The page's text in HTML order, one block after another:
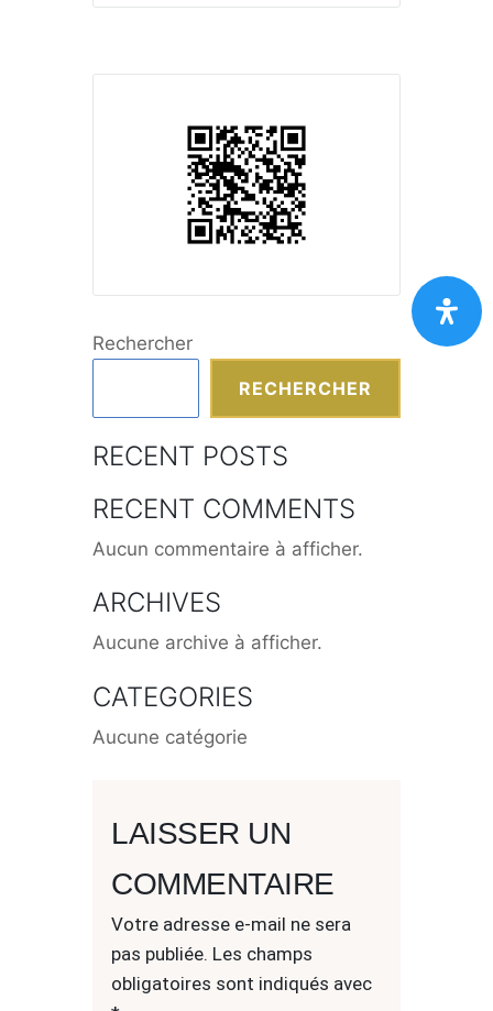
Rechercher
RECHERCHER
RECENT POSTS
RECENT COMMENTS
Aucun commentaire à afficher.
ARCHIVES
Aucune archive à afficher.
CATEGORIES
Aucune catégorie
LAISSER UN
COMMENTAIRE
Votre adresse e-mail ne sera
pas publiée. Les champs
obligatoires sont indiqués avec